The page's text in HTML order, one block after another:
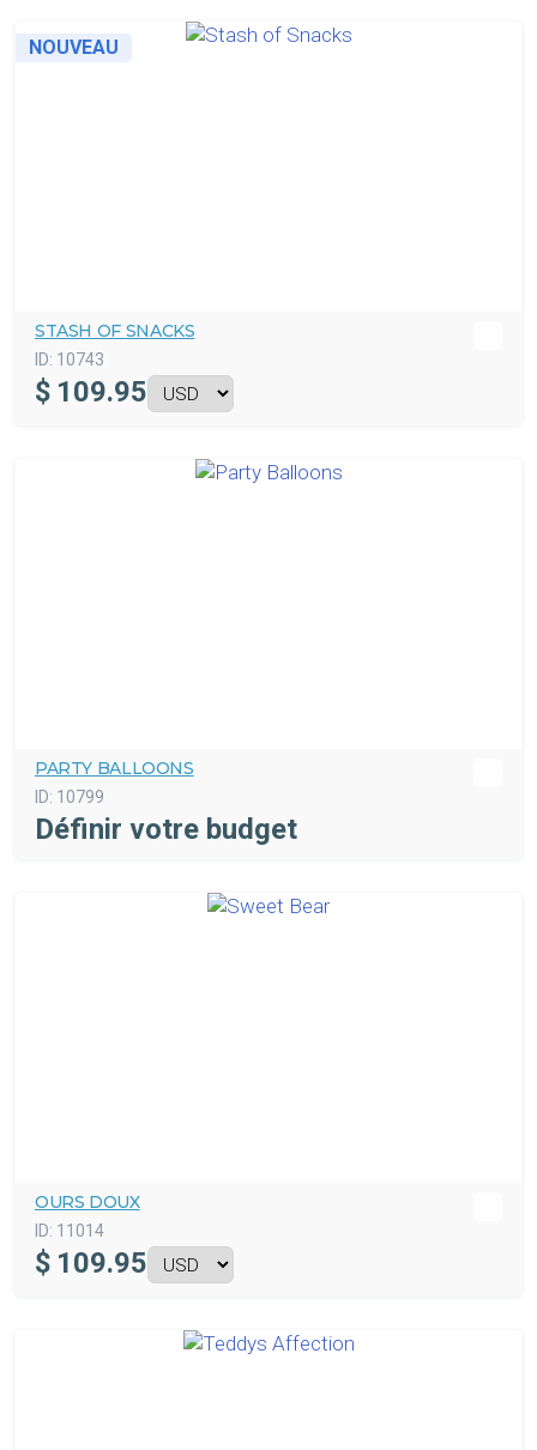
NOUVEAU
STASH OF SNACKS
ID: 10743
$ 109.95
PARTY BALLOONS
ID: 10799
Définir votre budget
OURS DOUX
ID: 11014
$ 109.95